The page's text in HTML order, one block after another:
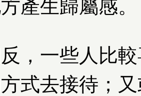
產生歸屬感。
，一些人比
式去接待；